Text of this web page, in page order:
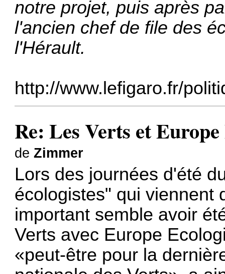
notre projet, puis après
l'ancien chef de file des
l'Hérault.
http://www.lefigaro.fr/
Re: Les Verts et
deZimmer
Lors des journées d'été
écologistes" qui viennent
important semble avoir
Verts avec Europe
«peut-être pour la